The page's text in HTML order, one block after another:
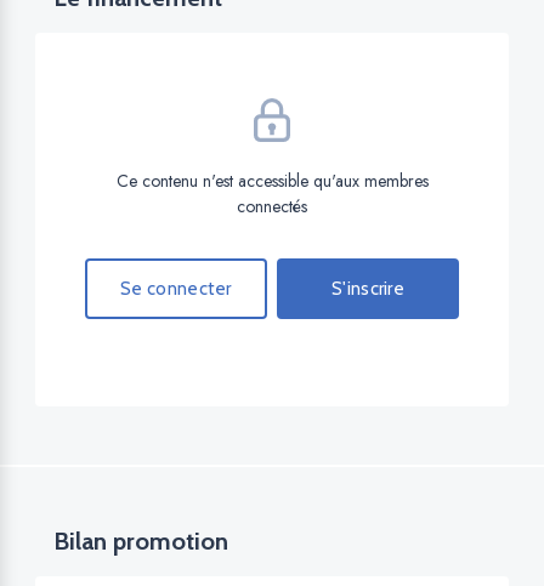
Ce contenu n'est accessible qu'aux membres
connectés
Se connecter S'inscrire
Bilan promotion